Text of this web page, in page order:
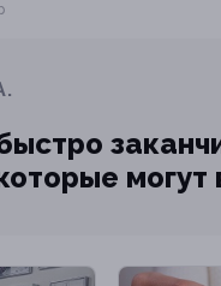
могут